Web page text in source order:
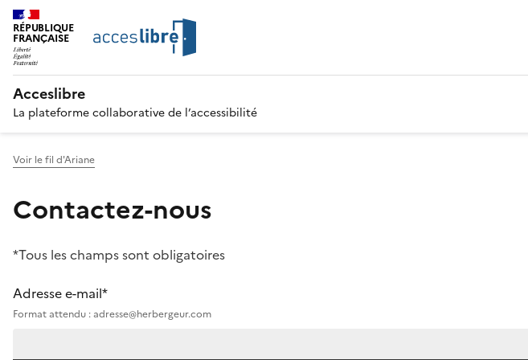
RÉPUBLIQUE
FRANÇAISE
Acceslibre
La plateforme collaborative de l’accessibilité
Voir le fil d'Ariane
Contactez-nous
*Tous les champs sont obligatoires
Adresse e-mail*
Format attendu : adresse@herbergeur.com